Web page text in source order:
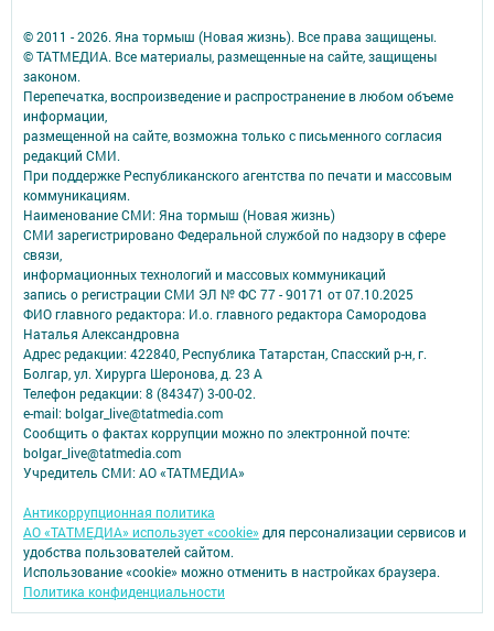
© 2011 - 2026. Яна тормыш (Новая жизнь). Все права защищены.
© ТАТМЕДИА. Все материалы, размещенные на сайте, защищены
законом.
Перепечатка, воспроизведение и распространение в любом объеме
информации,
размещенной на сайте, возможна только с письменного согласия
редакций СМИ.
При поддержке Республиканского агентства по печати и массовым
коммуникациям.
Наименование СМИ: Яна тормыш (Новая жизнь)
СМИ зарегистрировано Федеральной службой по надзору в сфере
связи,
информационных технологий и массовых коммуникаций
запись о регистрации СМИ ЭЛ № ФС 77 - 90171 от 07.10.2025
ФИО главного редактора: И.о. главного редактора Самородова
Наталья Александровна
Адрес редакции: 422840, Республика Татарстан, Спасский р-н, г.
Болгар, ул. Хирурга Шеронова, д. 23 А
Телефон редакции: 8 (84347) 3-00-02.
e-mail: bolgar_live@tatmedia.com
Сообщить о фактах коррупции можно по электронной почте:
bolgar_live@tatmedia.com
Учредитель СМИ: АО «ТАТМЕДИА»
Антикоррупционная политика
АО «ТАТМЕДИА» использует «cookie» для персонализации сервисов и
удобства пользователей сайтом.
Использование «cookie» можно отменить в настройках браузера.
Политика конфиденциальности